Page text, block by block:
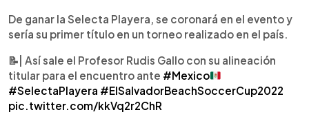
De ganar la Selecta Playera, se coronará en el evento y
sería su primer título en un torneo realizado en el país.
📝| Así sale el Profesor Rudis Gallo con su alineación
titular para el encuentro ante #Mexico
#SelectaPlayera #ElSalvadorBeachSoccerCup2022
pic.twitter.com/kkVq2r2ChR